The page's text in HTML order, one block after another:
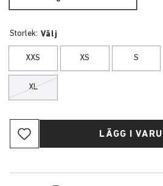
Storlek: Välj
XXS XS S
XL
LÄGG I